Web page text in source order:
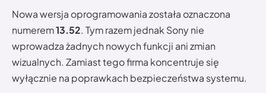
Nowa wersja oprogramowania została oznaczona
numerem13.52. Tym razem jednak Sony nie
wprowadza żadnych nowych funkcji ani zmian
wizualnych. Zamiast tego firma koncentruje się
wyłącznie na poprawkach bezpieczeństwa systemu.